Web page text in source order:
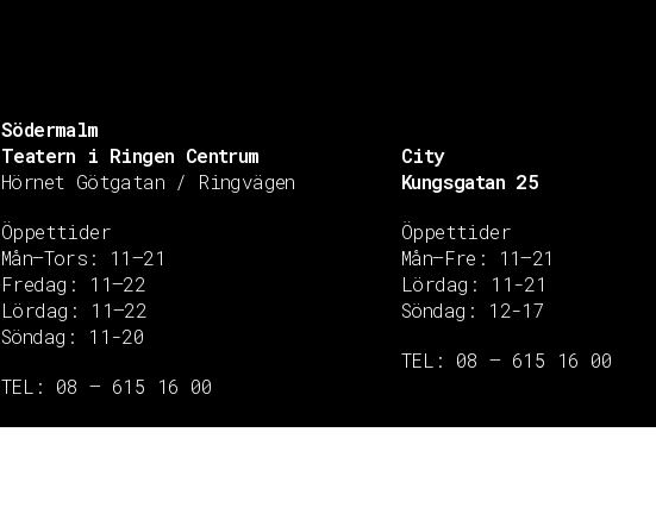
Södermalm
Teatern i Ringen Centrum
Hörnet Götgatan / Ringvägen
Öppettider
Mån–Tors: 11–21
Fredag: 11–22
Lördag: 11–22
Söndag: 11-20
TEL: 08 – 615 16 00
City
Kungsgatan 25
Öppettider
Mån–Fre: 11–21
Lördag: 11-21
Söndag: 12-17
TEL: 08 – 615 16 00